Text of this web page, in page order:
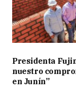
Presidenta
nuestro
en Junín”